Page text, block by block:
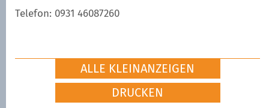
Telefon: 0931 46087260
ALLE KLEINANZEIGEN
DRUCKEN